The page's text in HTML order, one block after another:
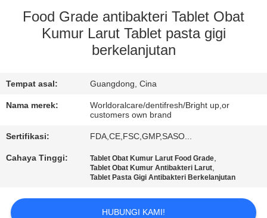
TUR
PABRIK
KUALITAS
KAMI
PERMINTAAN
PENAWARAN
Food Grade antibakteri Tablet Obat
Kumur Larut Tablet pasta gigi
berkelanjutan
Tempat asal: Guangdong, Cina
Nama merek:
Worldoralcare/dentifresh/Bright up,or
customers own brand
Sertifikasi: FDA,CE,FSC,GMP,SASO...
Cahaya Tinggi: Tablet Obat Kumur Larut Food Grade,
Tablet Obat Kumur Antibakteri Larut,
Tablet Pasta Gigi Antibakteri Berkelanjutan
HUBUNGI KAMI!